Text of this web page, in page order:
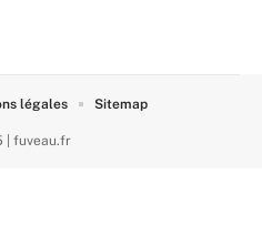
| fuveau.fr
légales Sitemap